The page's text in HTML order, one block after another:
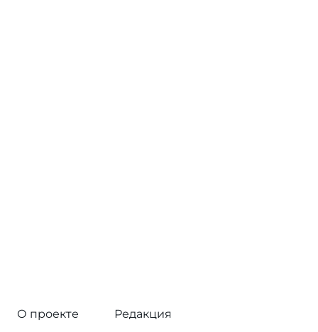
О проекте
Редакция